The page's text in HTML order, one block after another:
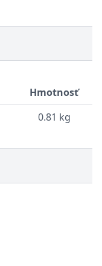
Hmotnosť
0.81 kg